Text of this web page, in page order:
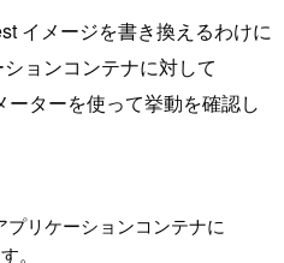
イメージを書き換えるわけに
ョンコンテナに対して
ーターを使って挙動を確認し
リケーションコンテナに
。